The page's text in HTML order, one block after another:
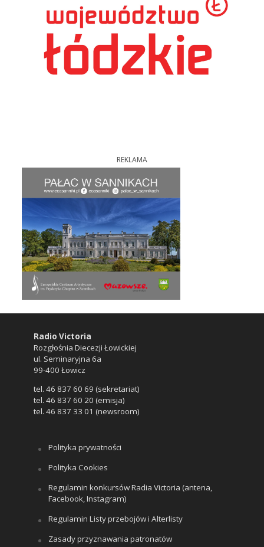
REKLAMA
Radio Victoria
Rozgłośnia Diecezji Łowickiej
ul. Seminaryjna 6a
99-400 Łowicz
tel. 46 837 60 69 (sekretariat)
tel. 46 837 60 20 (emisja)
tel. 46 837 33 01 (newsroom)
Polityka prywatności
Polityka Cookies
Regulamin konkursów Radia Victoria (antena,
Facebook, Instagram)
Regulamin Listy przebojów i Alterlisty
Zasady przyznawania patronatów